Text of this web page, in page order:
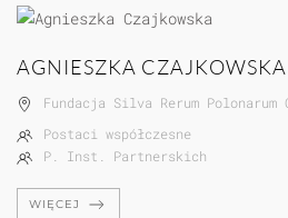
AGNIESZKA CZAJKOWSKA
Fundacja Silva Rerum Polonarum
Postaci współczesne
P. Inst. Partnerskich
WIĘCEJ